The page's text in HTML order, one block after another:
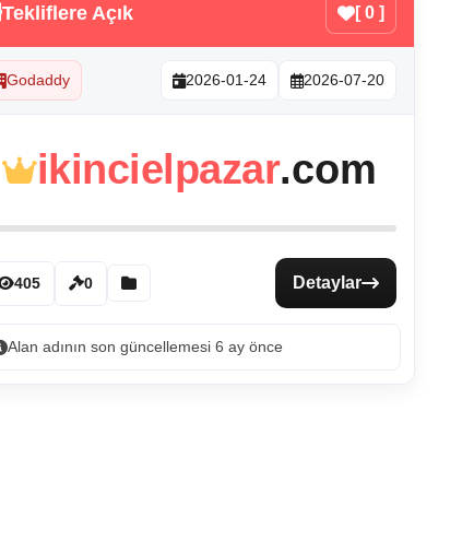
Tekliflere Açık [ 0 ]
Godaddy 2026-01-24 2026-07-20
ikincielpazar.com
405 0 Detaylar
Alan adının son güncellemesi 6 ay önce